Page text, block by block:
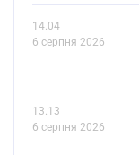
14.04
6 серпня 2026
13.13
6 серпня 2026